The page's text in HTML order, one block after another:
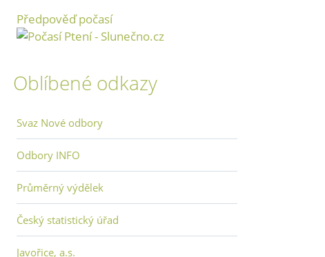
Předpověď počasí
Oblíbené odkazy
Svaz Nové odbory
Odbory INFO
Průměrný výdělek
Český statistický úřad
Javořice, a.s.